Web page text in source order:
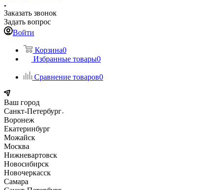
Заказать звонок
Задать вопрос
Войти
Корзина0
Избранные товары0
Сравнение товаров0
Ваш город
Санкт-Петербург
Воронеж
Екатеринбург
Можайск
Москва
Нижневартовск
Новосибирск
Новочеркасск
Самара